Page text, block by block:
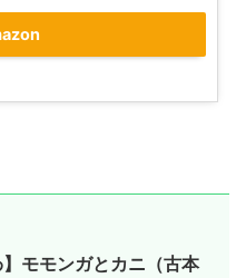
】モモンガとカニ（古本